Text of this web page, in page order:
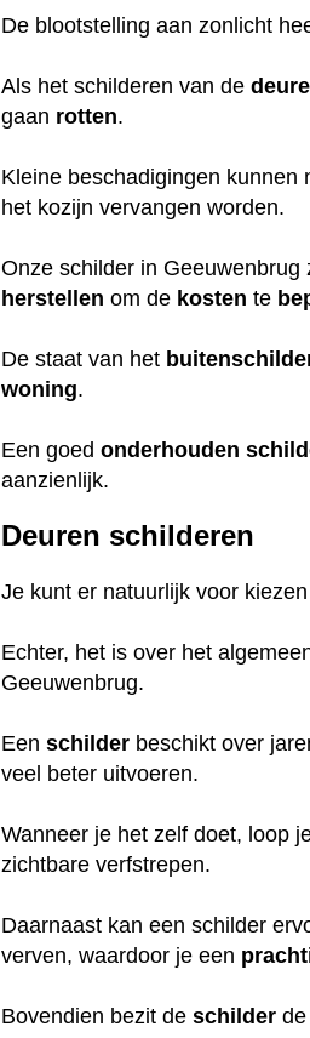
De blootstelling aan zonlicht
Als het schilderen van de
gaan rotten.
Kleine beschadigingen kunnen
het kozijn vervangen worden.
Onze schilder in
herstellen om de kosten te
De staat van het
woning.
Een goedonderhouden
aanzienlijk.
Deuren schilderen
Je kunt er natuurlijk voor
Echter, het is over het
Geeuwenbrug.
Eenschilder beschikt over
veel beter uitvoeren.
Wanneer je het zelf doet, loop
zichtbare verfstrepen.
Daarnaast kan een schilder
verven, waardoor je een
Bovendien bezit deschilder